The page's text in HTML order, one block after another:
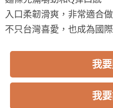
入口柔韌滑爽，非常適合
不只台灣喜愛，也成為國
我
我